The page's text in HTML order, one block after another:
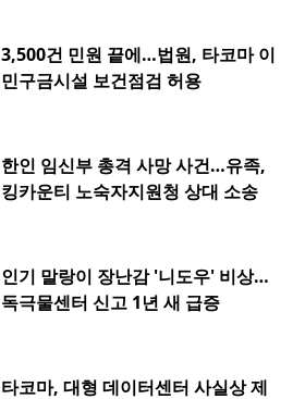
3,500건 민원 끝에…법원, 타코마 이
민구금시설 보건점검 허용
한인 임신부 총격 사망 사건…유족,
킹카운티 노숙자지원청 상대 소송
인기 말랑이 장난감 '니도우' 비상…
독극물센터 신고 1년 새 급증
타코마, 대형 데이터센터 사실상 제